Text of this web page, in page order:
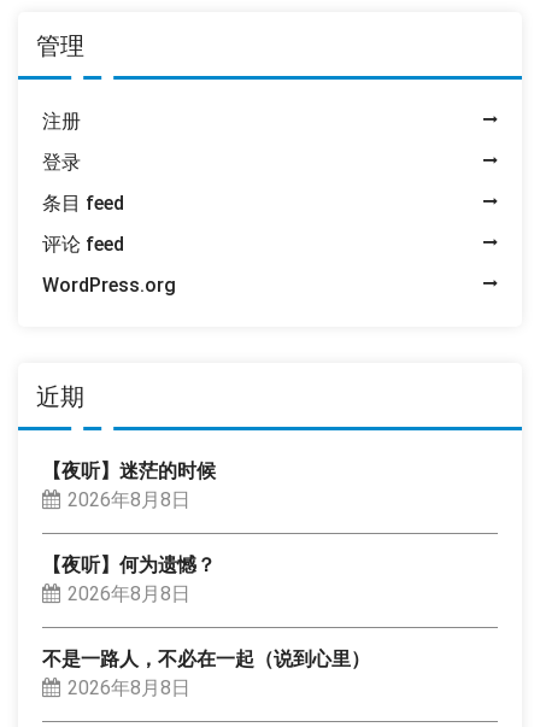
管理
注册
登录
条目 feed
评论 feed
WordPress.org
近期
【夜听】迷茫的时候
2026年8月8日
【夜听】何为遗憾？
2026年8月8日
不是一路人，不必在一起（说到心里）
2026年8月8日